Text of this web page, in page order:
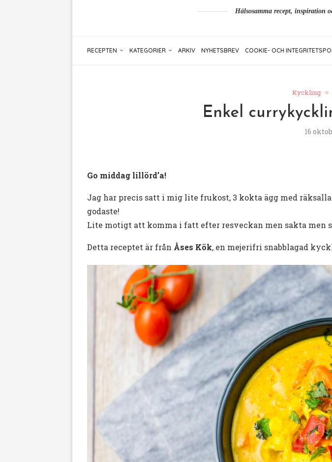
Hälsosamma recept,
RECEPTEN KATEGORIER ARKIV NYHETSBREV COOKIE- OCH
Kyckling
Enkel
16
Go middag lillörd’a!
Jag har precis satt i mig lite frukost, 3 kokta ägg med
godaste!
Lite motigt att komma i fatt efter resveckan men sakta men
Detta receptet är från Åses Kök, en mejerifri snabblagad